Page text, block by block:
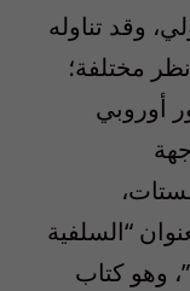
وقد تناوله
مختلفة؛
أوروبي
“السلفية
وهو كتاب